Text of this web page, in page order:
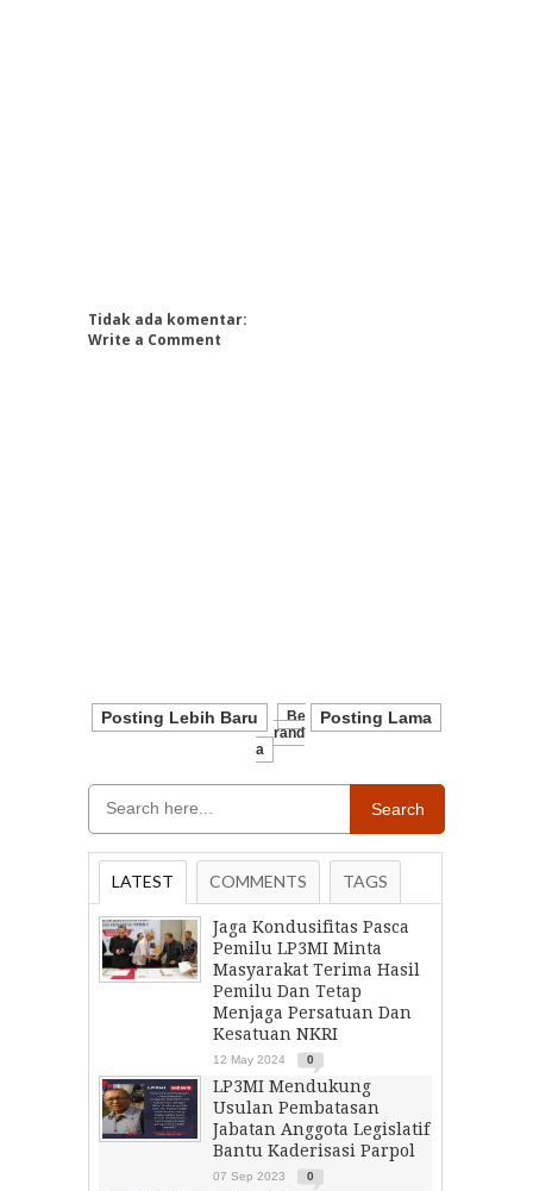
Tidak ada komentar:
Write a Comment
Posting Lebih Baru Posting Lama
Be
Rand
A
Search
LATEST COMMENTS TAGS
Jaga Kondusifitas Pasca
Pemilu LP3MI Minta
Masyarakat Terima Hasil
Pemilu Dan Tetap
Menjaga Persatuan Dan
Kesatuan NKRI
12 May 2024 0
LP3MI Mendukung
Usulan Pembatasan
Jabatan Anggota Legislatif
Bantu Kaderisasi Parpol
07 Sep 2023 0